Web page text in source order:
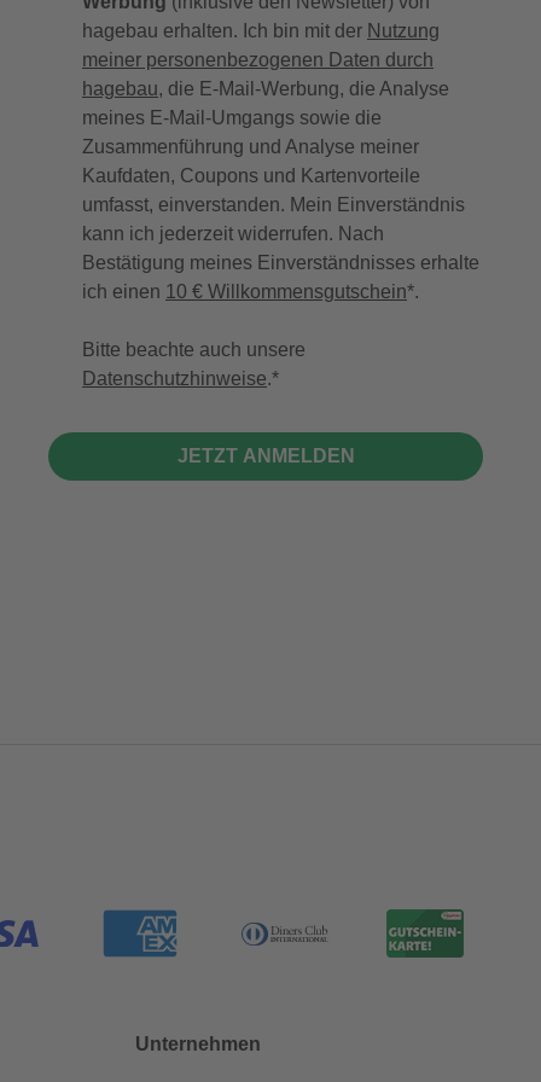
hagebau erhalten. Ich bin mit der Nutzung
meiner personenbezogenen Daten durch
hagebau, die E-Mail-Werbung, die Analyse
meines E-Mail-Umgangs sowie die
Zusammenführung und Analyse meiner
Kaufdaten, Coupons und Kartenvorteile
umfasst, einverstanden. Mein Einverständnis
kann ich jederzeit widerrufen. Nach
Bestätigung meines Einverständnisses erhalte
ich einen 10 € Willkommensgutschein*.
Bitte beachte auch unsere
Datenschutzhinweise.
JETZT ANMELDEN
Unternehmen